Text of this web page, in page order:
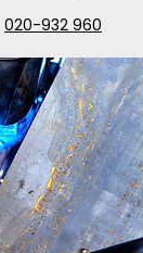
020-932 960